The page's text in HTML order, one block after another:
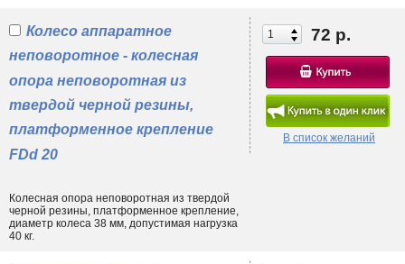
72 р.
В список желаний
Колесо аппаратное
неповоротное - колесная
опора неповоротная из
твердой черной резины,
платформенное крепление
FDd 20
Колесная опора неповоротная из твердой
черной резины, платформенное крепление,
диаметр колеса 38 мм, допустимая нагрузка
40 кг.